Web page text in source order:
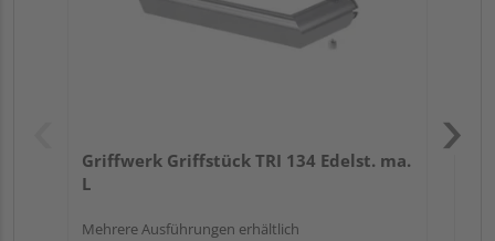
Griffwerk Griffstück TRI 134 Edelst. ma.
L
Mehrere Ausführungen erhältlich